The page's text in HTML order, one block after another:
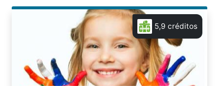
5,9 créditos